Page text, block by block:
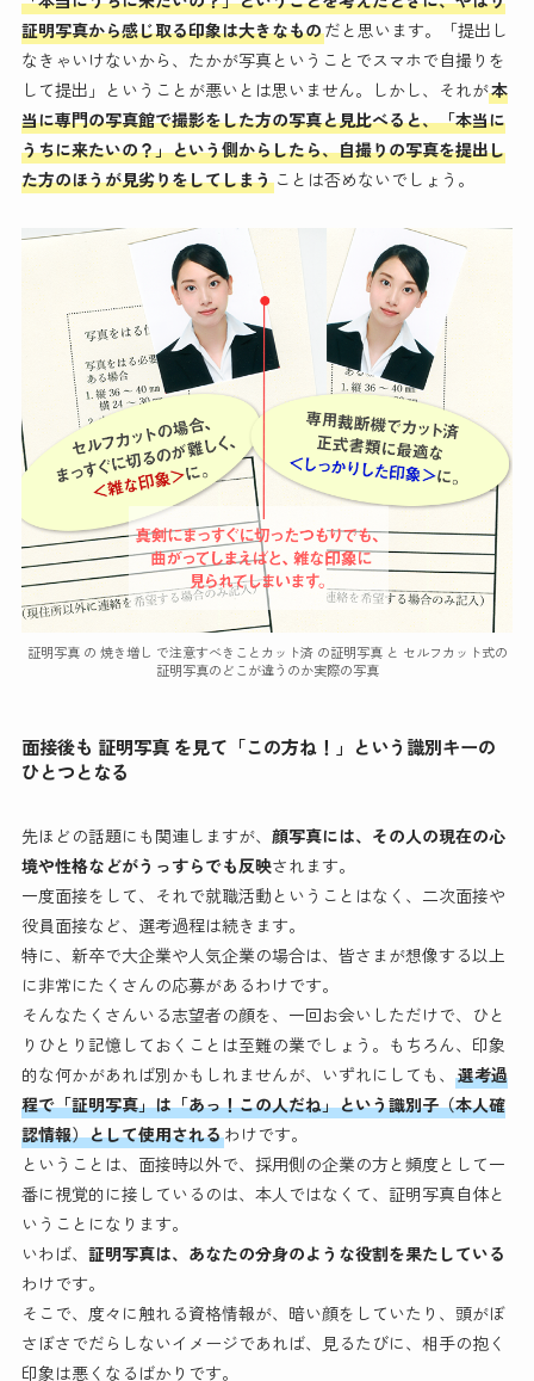
証明写真から感じ取る印象は大きなものだと思います。「提出し
なきゃいけないから、たかが写真ということでスマホで自撮りを
して提出」ということが悪いとは思いません。しかし、それが本
当に専門の写真館で撮影をした方の写真と見比べると、「本当に
うちに来たいの？」という側からしたら、自撮りの写真を提出し
た方のほうが見劣りをしてしまうことは否めないでしょう。
証明写真 の 焼き増し で注意すべきことカット済 の証明写真 と セルフカット式の
証明写真のどこが違うのか実際の写真
面接後も 証明写真 を見て「この方ね！」という識別キーの
ひとつとなる
先ほどの話題にも関連しますが、 顔写真には、その人の現在の心
境や性格などがうっすらでも反映されます。
一度面接をして、それで就職活動ということはなく、二次面接や
役員面接など、選考過程は続きます。
特に、新卒で大企業や人気企業の場合は、皆さまが想像する以上
に非常にたくさんの応募があるわけです。
そんなたくさんいる志望者の顔を、一回お会いしただけで、ひと
りひとり記憶しておくことは至難の業でしょう。もちろん、印象
的な何かがあれば別かもしれませんが、いずれにしても、 選考過
程で「証明写真」は「あっ！この人だね」という識別子（本人確
認情報）として使用されるわけです。
ということは、面接時以外で、採用側の企業の方と頻度として一
番に視覚的に接しているのは、本人ではなくて、証明写真自体と
いうことになります。
いわば、 証明写真は、あなたの分身のような役割を果たしている
わけです。
そこで、度々に触れる資格情報が、暗い顔をしていたり、頭がぼ
さぼさでだらしないイメージであれば、見るたびに、相手の抱く
印象は悪くなるばかりです。